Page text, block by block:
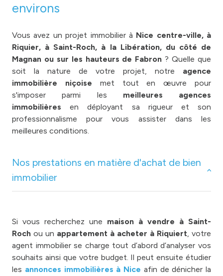
environs
Vous avez un projet immobilier à Nice centre-ville, à
Riquier, à Saint-Roch, à la Libération, du côté de
Magnan ou sur les hauteurs de Fabron ? Quelle que
soit la nature de votre projet, notre agence
immobilière niçoise met tout en œuvre pour
s'imposer parmi les meilleures agences
immobilières en déployant sa rigueur et son
professionnalisme pour vous assister dans les
meilleures conditions.
Nos prestations en matière d'achat de bien
immobilier
Si vous recherchez une maison à vendre à Saint-
Roch ou un appartement à acheter à Riquiert, votre
agent immobilier se charge tout d’abord d’analyser vos
souhaits ainsi que votre budget. Il peut ensuite étudier
les annonces immobilières à Nice afin de dénicher la